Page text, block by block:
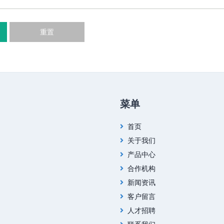
重置
菜单
首页
关于我们
产品中心
合作机构
新闻资讯
客户留言
人才招聘